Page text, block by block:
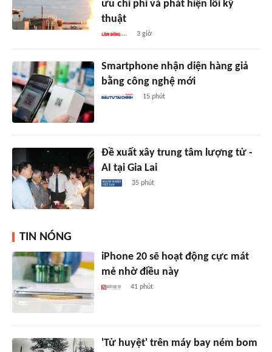
ưu chi phí và phát hiện lỗi kỹ
thuật
3 giờ
Smartphone nhận diện hàng giả
bằng công nghệ mới
15 phút
Đề xuất xây trung tâm lượng tử -
AI tại Gia Lai
35 phút
TIN NÓNG
iPhone 20 sẽ hoạt động cực mát
mẻ nhờ điều này
41 phút
'Tử huyệt' trên máy bay ném bom